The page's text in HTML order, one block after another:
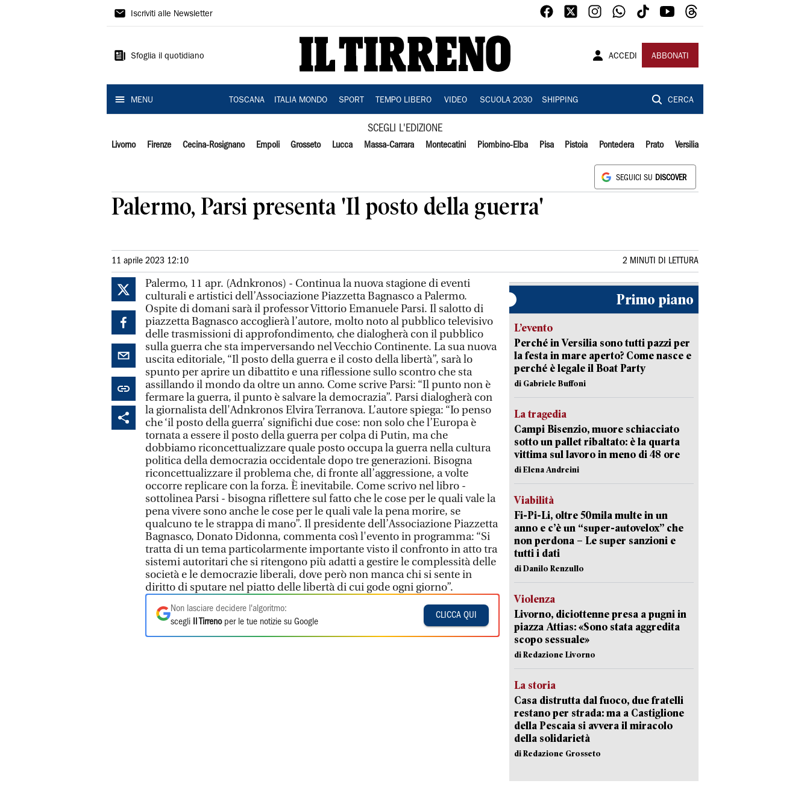
Il
Iscriviti alle Newsletter
Sfoglia il quotidiano ACCEDI ABBONATI
MENU TOSCANA ITALIA MONDO SPORT TEMPO LIBERO VIDEO SCUOLA 2030 SHIPPING CERCA
SCEGLI L'EDIZIONE
Livorno Firenze Cecina-Rosignano Empoli Grosseto Lucca Massa-Carrara Montecatini Piombino-Elba Pisa Pistoia Pontedera Prato Versilia
SEGUICI SU DISCOVER
Palermo, Parsi presenta 'Il posto della guerra'
11 aprile 2023 12:10 2 MINUTI DI LETTURA
Palermo, 11 apr. (Adnkronos) - Continua la nuova stagione di eventi
culturali e artistici dell’Associazione Piazzetta Bagnasco a Palermo.
Ospite di domani sarà il professor Vittorio Emanuele Parsi. Il salotto di
piazzetta Bagnasco accoglierà l’autore, molto noto al pubblico televisivo
delle trasmissioni di approfondimento, che dialogherà con il pubblico
sulla guerra che sta imperversando nel Vecchio Continente. La sua nuova
uscita editoriale, “Il posto della guerra e il costo della libertà”, sarà lo
spunto per aprire un dibattito e una riflessione sullo scontro che sta
assillando il mondo da oltre un anno. Come scrive Parsi: “Il punto non è
fermare la guerra, il punto è salvare la democrazia”. Parsi dialogherà con
la giornalista dell'Adnkronos Elvira Terranova. L’autore spiega: “Io penso
che ‘il posto della guerra’ significhi due cose: non solo che l’Europa è
tornata a essere il posto della guerra per colpa di Putin, ma che
dobbiamo riconcettualizzare quale posto occupa la guerra nella cultura
politica della democrazia occidentale dopo tre generazioni. Bisogna
riconcettualizzare il problema che, di fronte all’aggressione, a volte
occorre replicare con la forza. È inevitabile. Come scrivo nel libro -
sottolinea Parsi - bisogna riflettere sul fatto che le cose per le quali vale la
pena vivere sono anche le cose per le quali vale la pena morire, se
qualcuno te le strappa di mano”. Il presidente dell’Associazione Piazzetta
Bagnasco, Donato Didonna, commenta così l'evento in programma: “Si
tratta di un tema particolarmente importante visto il confronto in atto tra
sistemi autoritari che si ritengono più adatti a gestire le complessità delle
società e le democrazie liberali, dove però non manca chi si sente in
diritto di sputare nel piatto delle libertà di cui gode ogni giorno”.
Non lasciare decidere l'algoritmo:
scegli
Il Tirrenoper le tue notizie su Google
CLICCA QUI
Primo piano
L’evento
Perché in Versilia sono tutti pazzi per
la festa in mare aperto? Come nasce e
perché è legale il Boat Party
di Gabriele Buffoni
La tragedia
Campi Bisenzio, muore schiacciato
sotto un pallet ribaltato: è la quarta
vittima sul lavoro in meno di 48 ore
di Elena Andreini
Viabilità
Fi-Pi-Li, oltre 50mila multe in un
anno e c’è un “super-autovelox” che
non perdona – Le super sanzioni e
tutti i dati
di Danilo Renzullo
Violenza
Livorno, diciottenne presa a pugni in
piazza Attias: «Sono stata aggredita
scopo sessuale»
di Redazione Livorno
La storia
Casa distrutta dal fuoco, due fratelli
restano per strada: ma a Castiglione
della Pescaia si avvera il miracolo
della solidarietà
di Redazione Grosseto